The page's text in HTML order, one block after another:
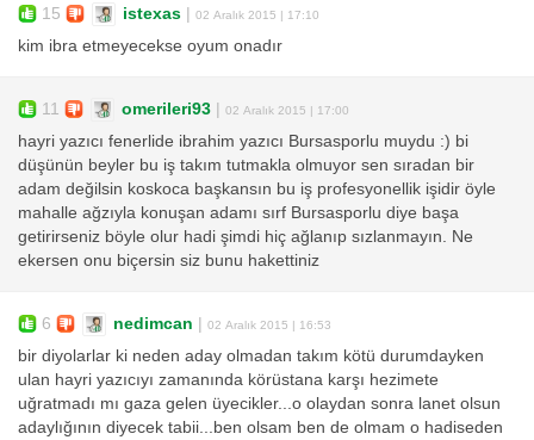
15 istexas 02 Aralık 2015 | 17:10
kim ibra etmeyecekse oyum onadır
11 omerileri93 02 Aralık 2015 | 17:00
hayri yazıcı fenerlide ibrahim yazıcı Bursasporlu muydu :) bi
düşünün beyler bu iş takım tutmakla olmuyor sen sıradan bir
adam değilsin koskoca başkansın bu iş profesyonellik işidir öyle
mahalle ağzıyla konuşan adamı sırf Bursasporlu diye başa
getirirseniz böyle olur hadi şimdi hiç ağlanıp sızlanmayın. Ne
ekersen onu biçersin siz bunu hakettiniz
6 nedimcan 02 Aralık 2015 | 16:53
bir diyolarlar ki neden aday olmadan takım kötü durumdayken
ulan hayri yazıcıyı zamanında körüstana karşı hezimete
uğratmadı mı gaza gelen üyecikler...o olaydan sonra lanet olsun
adaylığının diyecek tabii...ben olsam ben de olmam o hadiseden